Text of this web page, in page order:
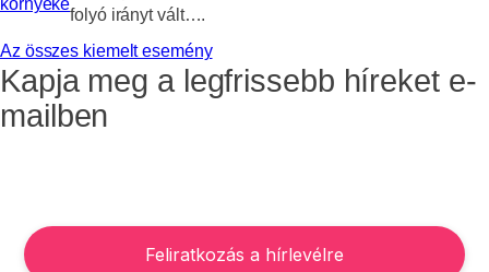
környéke
folyó irányt vált….
Az összes kiemelt esemény
Kapja meg a legfrissebb híreket e-
mailben